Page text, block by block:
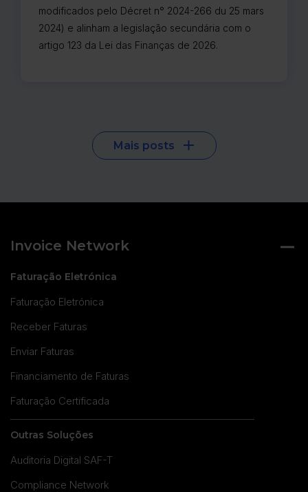
modificados pelo Décret n° 2024-266 du 25 mars
2024) e alinham a legislação secundária com o
artigo 123 da Lei das Finanças de 2026.
Mais posts
Invoice Network
Faturação Eletrónica
Faturação Eletrónica
Receber Faturas
Enviar Faturas
Financiamento de Faturas
Faturação Certificada
Outras Soluções
Auditoria Digital SAF-T
Compliance Network